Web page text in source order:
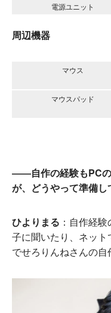
電源ユニット
周辺機器
マウス
マウスパッド
――自作の経験もPCの
が、どうやって準備し
ひよりまる ：自作経
子に聞いたり、ネッ
でせろりんねさんの自